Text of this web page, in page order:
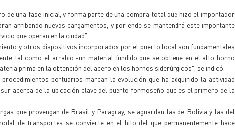
de una fase inicial, y forma parte de una compra total que hizo el importador
arribando nuevos cargamentos, y por ende se mantendrá este importante
que operan en la ciudad".
y otros dispositivos incorporados por el puerto local son fundamentales
tal como el arrabio -un material fundido que se obtiene en el alto horno
prima en la obtención del acero en los hornos siderúrgicos", se indicó.
portuarios marcan la evolución que ha adquirido la actividad
acerca de la ubicación clave del puerto formoseño que es el primero de la
que provengan de Brasil y Paraguay, se aguardan las de Bolivia y las del
de transportes se convierte en el hito del que permanentemente hace